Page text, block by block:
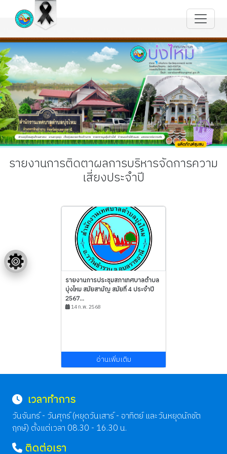
รายงานการติดตาผลการบริหารจัดการความ
เสี่ยงประจำปี
รายงานการประชุมสภาเทศบาลตำบล
บุ่งไหม สมัยสามัญ สมัยที่ 4 ประจำปี
2567...
14 ก.พ. 2568
อ่านเพิ่มเติม
เวลาทำการ
วันจันทร์ - วันศุกร์ (หยุดวันเสาร์ - อาทิตย์ และวันหยุดนักขัต
ฤกษ์) ตั้งแต่เวลา 08.30 - 16.30 น.
ติดต่อเรา